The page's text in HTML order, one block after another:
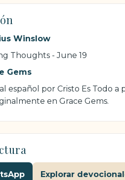
Winslow
Thoughts - June 19
Gems
español por Cristo Es Todo
en Grace Gems.
Explorar